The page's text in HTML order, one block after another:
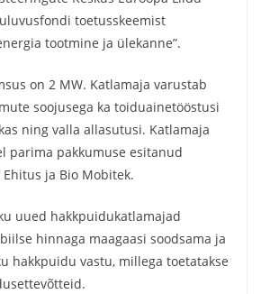
toetusskeemist
tootmine ja ülekanne”.
on 2 MW. Katlamaja varustab
soojusega ka toiduainetööstusi
ning valla allasutusi. Katlamaja
parima pakkumuse esitanud
ja Bio Mobitek.
uued hakkpuidukatlamajad
hinnaga maagaasi soodsama ja
hakkpuidu vastu, millega toetatakse